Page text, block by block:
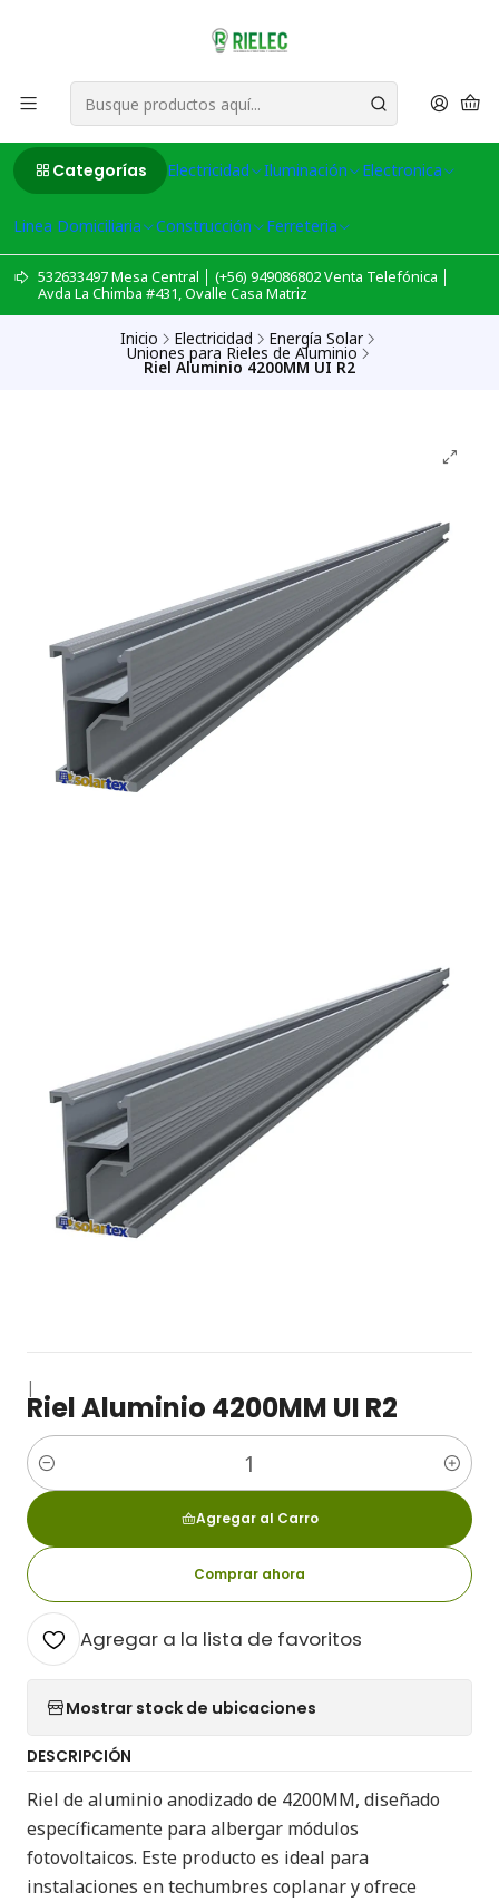
Categorías Electricidad Iluminación Electronica
Linea Domiciliaria Construcción Ferreteria
532633497 Mesa Central │ (+56) 949086802 Venta Telefónica │
Avda La Chimba #431, Ovalle Casa Matriz
Inicio Electricidad Energía Solar
Uniones para Rieles de Aluminio
Riel Aluminio 4200MM UI R2
|
Riel Aluminio 4200MM UI R2
Cantidad
Agregar al Carro
Comprar ahora
Agregar a la lista de favoritos
Mostrar stock de ubicaciones
DESCRIPCIÓN
Riel de aluminio anodizado de 4200MM, diseñado
específicamente para albergar módulos
fotovoltaicos. Este producto es ideal para
instalaciones en techumbres coplanar y ofrece